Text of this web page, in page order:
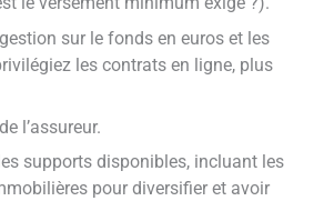
gestion sur le fonds en euros et les
les contrats en ligne, plus
l’assureur.
supports disponibles, incluant les
pour diversifier et avoir